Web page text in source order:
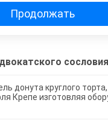
Продолжать
донута круглого торта,
Крепе изготовляя